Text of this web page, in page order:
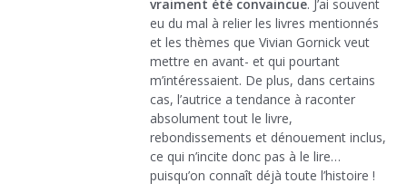
vraiment été convaincue. J’ai souvent
eu du mal à relier les livres mentionnés
et les thèmes que Vivian Gornick veut
mettre en avant- et qui pourtant
m’intéressaient. De plus, dans certains
cas, l’autrice a tendance à raconter
absolument tout le livre,
rebondissements et dénouement inclus,
ce qui n’incite donc pas à le lire…
puisqu’on connaît déjà toute l’histoire !